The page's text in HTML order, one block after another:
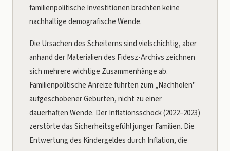
familienpolitische Investitionen brachten keine
nachhaltige demografische Wende.
Die Ursachen des Scheiterns sind vielschichtig, aber
anhand der Materialien des Fidesz-Archivs zeichnen
sich mehrere wichtige Zusammenhänge ab.
Familienpolitische Anreize führten zum „Nachholen"
aufgeschobener Geburten, nicht zu einer
dauerhaften Wende. Der Inflationsschock (2022–2023)
zerstörte das Sicherheitsgefühl junger Familien. Die
Entwertung des Kindergeldes durch Inflation, die